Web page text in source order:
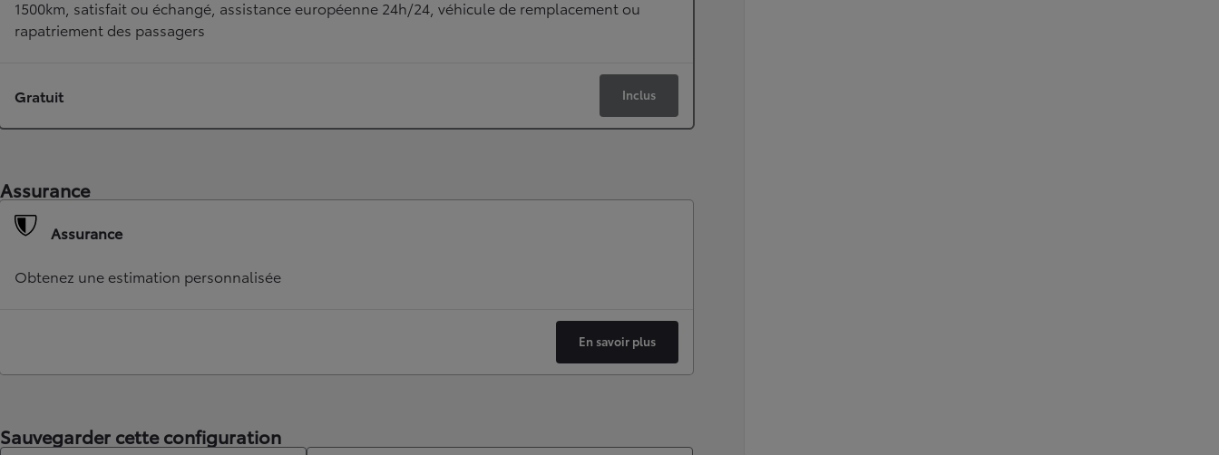
1500km, satisfait ou échangé, assistance européenne 24h/24, véhicule de remplacement ou
rapatriement des passagers
Gratuit Inclus
Assurance
Assurance
Obtenez une estimation personnalisée
En savoir plus
Sauvegarder cette configuration